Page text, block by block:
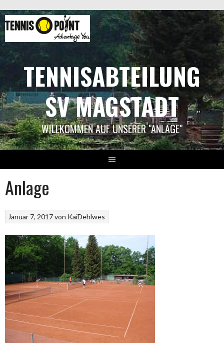
zum
Inhalt
TENNISABTEILUNG
SV MAGSTADT
WILLKOMMEN AUF UNSERER "ANLAGE"
Anlage
Januar 7, 2017von KaiDehlwes